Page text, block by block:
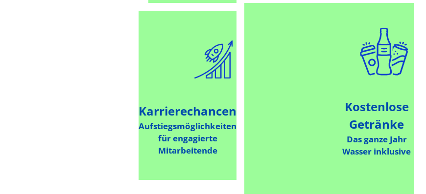
Kostenlose
Getränke
Das ganze Jahr
Wasser inklusive
Karrierechancen
Aufstiegsmöglichkeiten
für engagierte
Mitarbeitende